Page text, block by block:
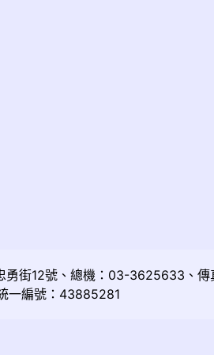
勇街12號、總機：03-3625633、
一編號：43885281